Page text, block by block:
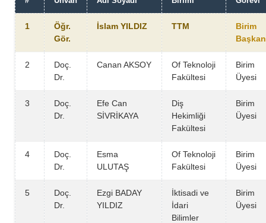
1
Öğr.
Gör.
İslam YILDIZ TTM
Birim
2
Doç.
Dr.
Canan AKSOY
Of Teknoloji
Fakültesi
Birim
Üyesi
3
Doç.
Dr.
Efe Can
SİVRİKAYA
Diş
Hekimliği
Fakültesi
Birim
Üyesi
4
Doç.
Dr.
Esma
ULUTAŞ
Of Teknoloji
Fakültesi
Birim
Üyesi
5
Doç.
Dr.
Ezgi BADAY
YILDIZ
İktisadi ve
İdari
Bilimler
Birim
Üyesi